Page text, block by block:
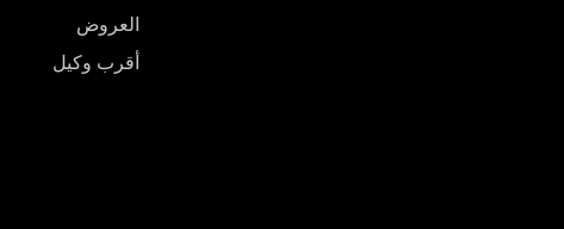
العروض
أقرب وكيل